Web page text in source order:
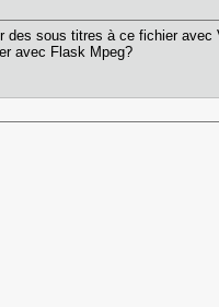
sous titres à ce fichier
avec Flask Mpeg?